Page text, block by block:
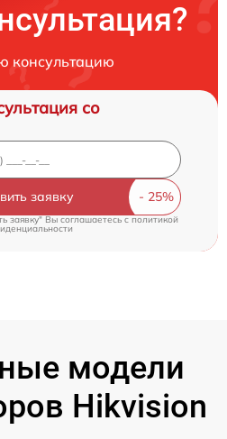
консультацию
со
заявку
заявку" Вы соглашаетесь cполитикой
модели
Hikvision